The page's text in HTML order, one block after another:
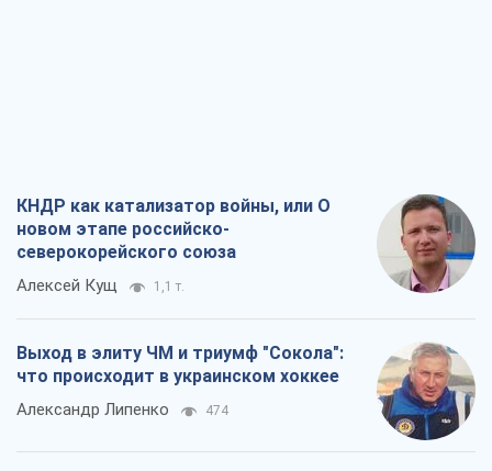
КНДР как катализатор войны, или О
новом этапе российско-
северокорейского союза
Алексей Кущ 1,1 т.
Выход в элиту ЧМ и триумф "Сокола":
что происходит в украинском хоккее
Александр Липенко 474